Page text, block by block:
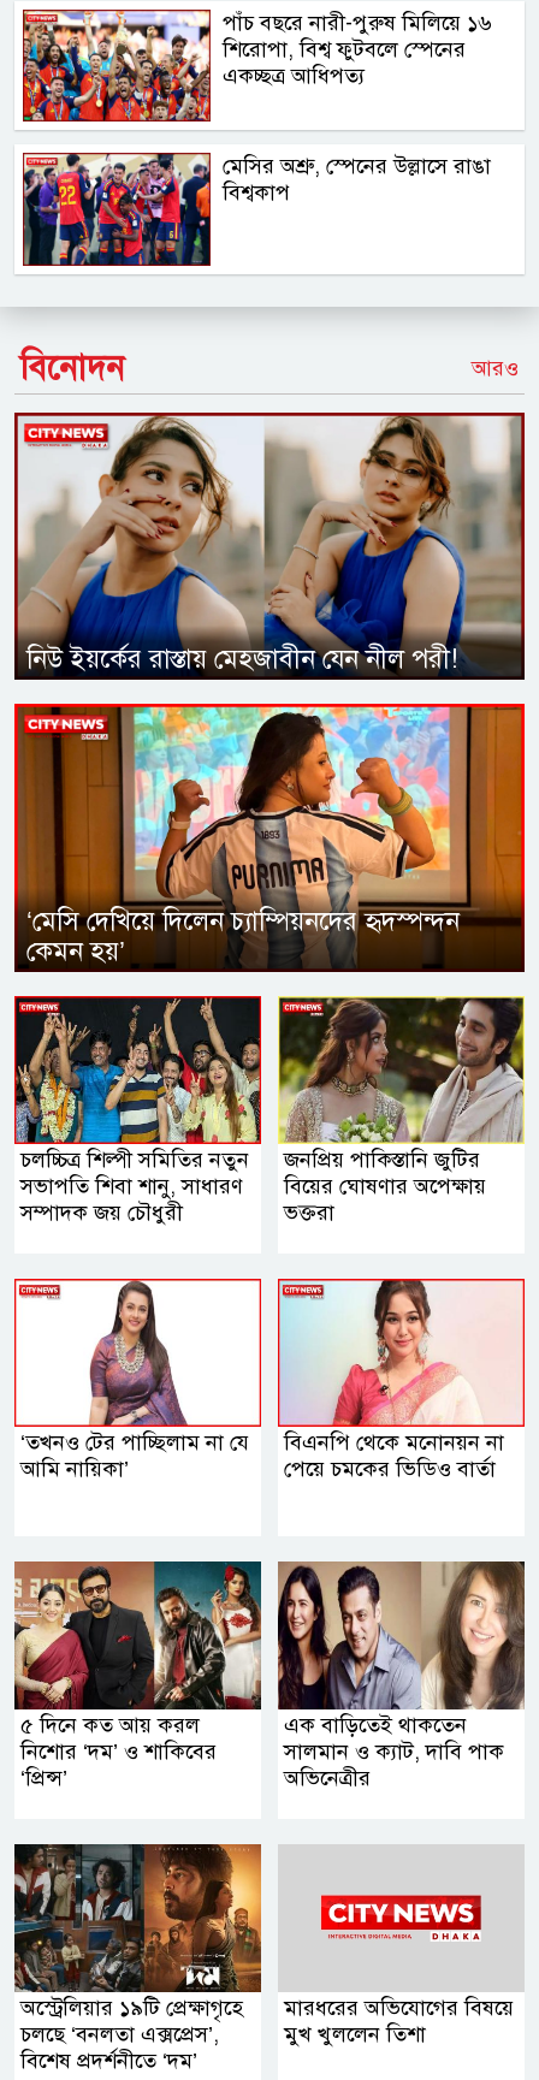
পাঁচ বছরে নারী-পুরুষ মিলিয়ে ১৬
শিরোপা, বিশ্ব ফুটবলে স্পেনের
একচ্ছত্র আধিপত্য
মেসির অশ্রু, স্পেনের উল্লাসে রাঙা
বিশ্বকাপ
বিনোদন আরও
নিউ ইয়র্কের রাস্তায় মেহজাবীন যেন নীল পরী!
‘মেসি দেখিয়ে দিলেন চ্যাম্পিয়নদের হৃদস্পন্দন
কেমন হয়’
চলচ্চিত্র শিল্পী সমিতির নতুন
সভাপতি শিবা শানু, সাধারণ
সম্পাদক জয় চৌধুরী
জনপ্রিয় পাকিস্তানি জুটির
বিয়ের ঘোষণার অপেক্ষায়
ভক্তরা
‘তখনও টের পাচ্ছিলাম না যে
আমি নায়িকা’
বিএনপি থেকে মনোনয়ন না
পেয়ে চমকের ভিডিও বার্তা
৫ দিনে কত আয় করল
নিশোর ‘দম’ ও শাকিবের
‘প্রিন্স’
এক বাড়িতেই থাকতেন
সালমান ও ক্যাট, দাবি পাক
অভিনেত্রীর
অস্ট্রেলিয়ার ১৯টি প্রেক্ষাগৃহে
চলছে ‘বনলতা এক্সপ্রেস’,
বিশেষ প্রদর্শনীতে ‘দম’
মারধরের অভিযোগের বিষয়ে
মুখ খুললেন তিশা